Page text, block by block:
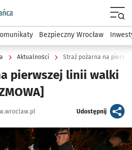
podserwis: Dla mieszkańca
Bezpieczny Wrocław
Aktualności Straż pożarna na
pierwszej linii walki
Udostępnijartykuł